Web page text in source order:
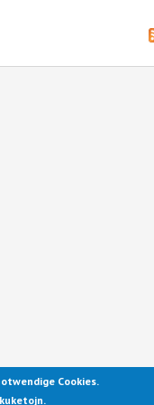
Cookies.